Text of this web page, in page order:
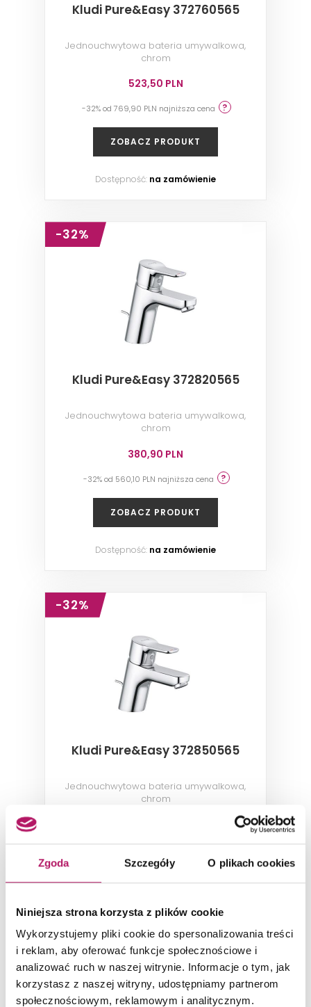
Zgoda Szczegóły O plikach cookies
Niniejsza strona korzysta z plików cookie
Wykorzystujemy pliki cookie do spersonalizowania treści
i reklam, aby oferować funkcje społecznościowe i
analizować ruch w naszej witrynie. Informacje o tym, jak
korzystasz z naszej witryny, udostępniamy partnerom
społecznościowym, reklamowym i analitycznym.
Kludi Pure&Easy 372760565
Jednouchwytowa bateria umywalkowa,
chrom
523,50 PLN
-32% od 769,90 PLN najniższa cena
ZOBACZ PRODUKT
Dostępność: na zamówienie
-32%
Kludi Pure&Easy 372820565
Jednouchwytowa bateria umywalkowa,
chrom
380,90 PLN
-32% od 560,10 PLN najniższa cena
ZOBACZ PRODUKT
Dostępność: na zamówienie
-32%
Kludi Pure&Easy 372850565
Jednouchwytowa bateria umywalkowa,
chrom
ZOBACZ PRODUKT
Dostępność:na zamówienie